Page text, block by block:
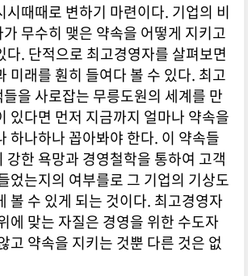
시때때로 변하기 마련이다. 기업의 비
무수히 맺은 약속을 어떻게 지키고
다. 단적으로 최고경영자를 살펴보면
미래를 훤히 들여다 볼 수 있다. 최고
을 사로잡는 무릉도원의 세계를 만
있다면 먼저 지금까지 얼마나 약속을
하나하나 꼽아봐야 한다. 이 약속들
강한 욕망과 경영철학을 통하여 고객
었는지의 여부를로 그 기업의 기상도
볼 수 있게 되는 것이다. 최고경영자
에 맞는 자질은 경영을 위한 수도자
고 약속을 지키는 것뿐 다른 것은 없